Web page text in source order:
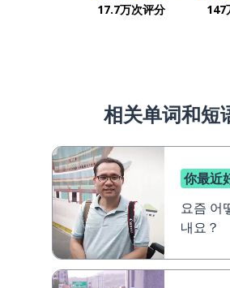
17.7万次评分 147
相关单词和短
你最近
요즘 어
내요？